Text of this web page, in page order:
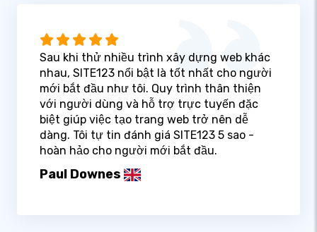
Sau khi thử nhiều trình xây dựng web khác
nhau, SITE123 nổi bật là tốt nhất cho người
mới bắt đầu như tôi. Quy trình thân thiện
với người dùng và hỗ trợ trực tuyến đặc
biệt giúp việc tạo trang web trở nên dễ
dàng. Tôi tự tin đánh giá SITE123 5 sao -
hoàn hảo cho người mới bắt đầu.
Paul Downes